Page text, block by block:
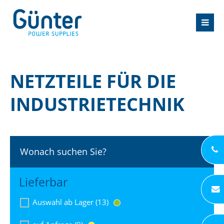
NETZTEILE FÜR DIE
INDUSTRIETECHNIK
Wonach suchen Sie?
Lieferbar
Auswahl ab Lager (13)